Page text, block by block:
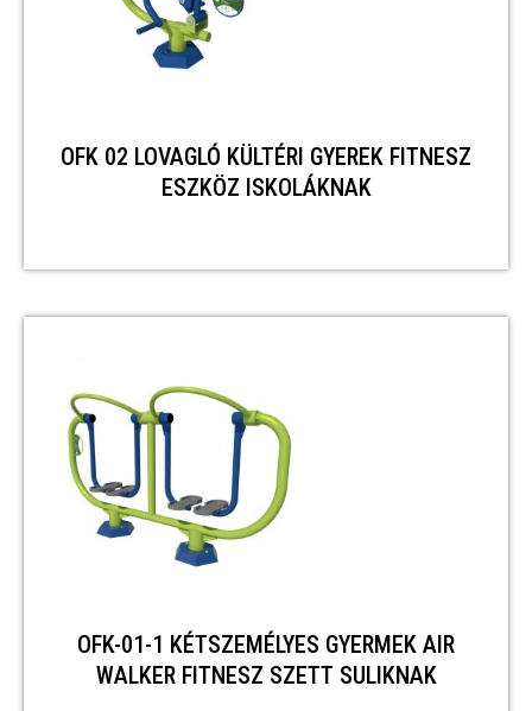
OFK 02 LOVAGLÓ KÜLTÉRI GYEREK FITNESZ
ESZKÖZ ISKOLÁKNAK
OFK-01-1 KÉTSZEMÉLYES GYERMEK AIR
WALKER FITNESZ SZETT SULIKNAK